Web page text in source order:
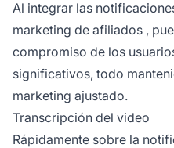
Al integrar las
marketing de afiliados ,
compromiso de los
significativos, todo
marketing ajustado.
Transcripción del video
Rápidamente sobre la